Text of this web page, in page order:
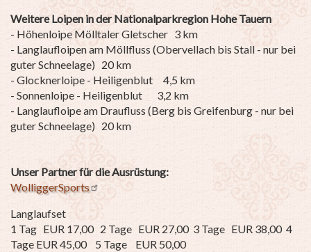
Weitere Loipen in der Nationalparkregion Hohe Tauern
- Höhenloipe Mölltaler Gletscher 3 km
- Langlaufloipen am Möllfluss (Obervellach bis Stall - nur bei
guter Schneelage) 20 km
- Glocknerloipe - Heiligenblut 4,5 km
- Sonnenloipe - Heiligenblut 3,2 km
- Langlaufloipe am Draufluss (Berg bis Greifenburg - nur bei
guter Schneelage) 20 km
Unser Partner für die Ausrüstung:
WolliggerSports
Langlaufset
1 Tag EUR 17,00 2 Tage EUR 27,00 3 Tage EUR 38,00 4
Tage EUR 45,00 5 Tage EUR 50,00